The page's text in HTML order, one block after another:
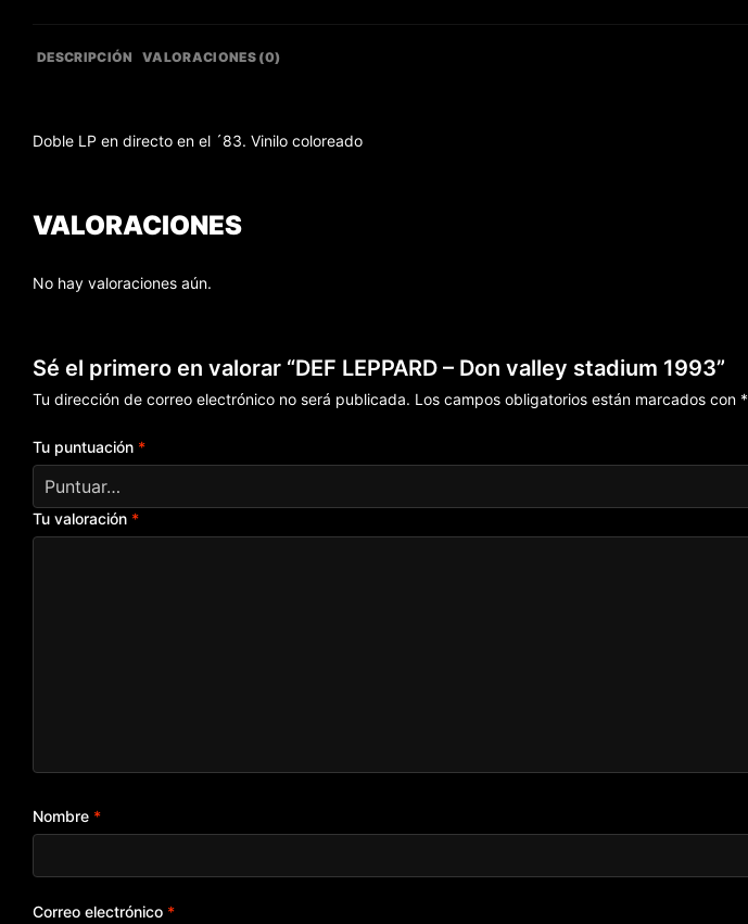
DESCRIPCIÓN VALORACIONES (0)
Doble LP en directo en el ´83. Vinilo coloreado
VALORACIONES
No hay valoraciones aún.
Sé el primero en valorar “DEF LEPPARD – Don valley stadium 1993”
Tu dirección de correo electrónico no será publicada. Los campos obligatorios están marcados con *
Tu puntuación *
Tu valoración *
Nombre *
Correo electrónico *